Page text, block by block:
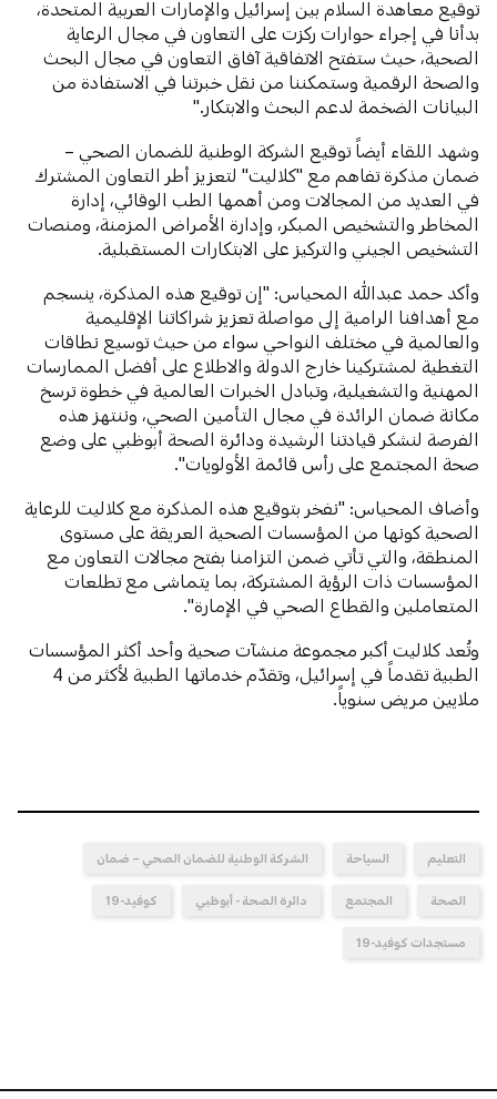
توقيع معاهدة السلام بين إسرائيل والإمارات العربية المتحدة،
بدأنا في إجراء حوارات ركزت على التعاون في مجال الرعاية
الصحية، حيث ستفتح الاتفاقية آفاق التعاون في مجال البحث
والصحة الرقمية وستمكننا من نقل خبرتنا في الاستفادة من
البيانات الضخمة لدعم البحث والابتكار."
وشهد اللقاء أيضاً توقيع الشركة الوطنية للضمان الصحي –
ضمان مذكرة تفاهم مع "كلاليت" لتعزيز أطر التعاون المشترك
في العديد من المجالات ومن أهمها الطب الوقائي، إدارة
المخاطر والتشخيص المبكر، وإدارة الأمراض المزمنة، ومنصات
التشخيص الجيني والتركيز على الابتكارات المستقبلية.
وأكد حمد عبدالله المحياس: "إن توقيع هذه المذكرة، ينسجم
مع أهدافنا الرامية إلى مواصلة تعزيز شراكاتنا الإقليمية
والعالمية في مختلف النواحي سواء من حيث توسيع نطاقات
التغطية لمشتركينا خارج الدولة والاطلاع على أفضل الممارسات
المهنية والتشغيلية، وتبادل الخبرات العالمية في خطوة ترسخ
مكانة ضمان الرائدة في مجال التأمين الصحي، وننتهز هذه
الفرصة لنشكر قيادتنا الرشيدة ودائرة الصحة أبوظبي على وضع
صحة المجتمع على رأس قائمة الأولويات".
وأضاف المحياس: "نفخر بتوقيع هذه المذكرة مع كلاليت للرعاية
الصحية كونها من المؤسسات الصحية العريقة على مستوى
المنطقة، والتي تأتي ضمن التزامنا بفتح مجالات التعاون مع
المؤسسات ذات الرؤية المشتركة، بما يتماشى مع تطلعات
المتعاملين والقطاع الصحي في الإمارة".
وتُعد كلاليت أكبر مجموعة منشآت صحية وأحد أكثر المؤسسات
الطبية تقدماً في إسرائيل، وتقدّم خدماتها الطبية لأكثر من 4
ملايين مريض سنوياً.
التعليم السياحة الشركة الوطنية للضمان الصحي – ضمان
الصحة المجتمع دائرة الصحة - أبوظبي كوفيد-19
مستجدات كوفيد-19